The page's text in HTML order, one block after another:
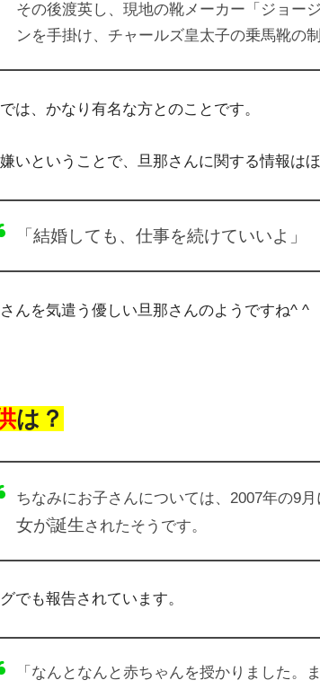
その後渡英し、現地の靴メーカー「ジョー
ンを手掛け、チャールズ皇太子の乗馬靴の
は、かなり有名な方とのことです。
いということで、旦那さんに関する情報は
「結婚しても、仕事を続けていいよ」
んを気遣う優しい旦那さんのようですね^ ^
は？
ちなみにお子さんについては、2007年の9月
女が誕生 されたそうです。
でも報告されています。
「なんとなんと赤ちゃんを授かりました。